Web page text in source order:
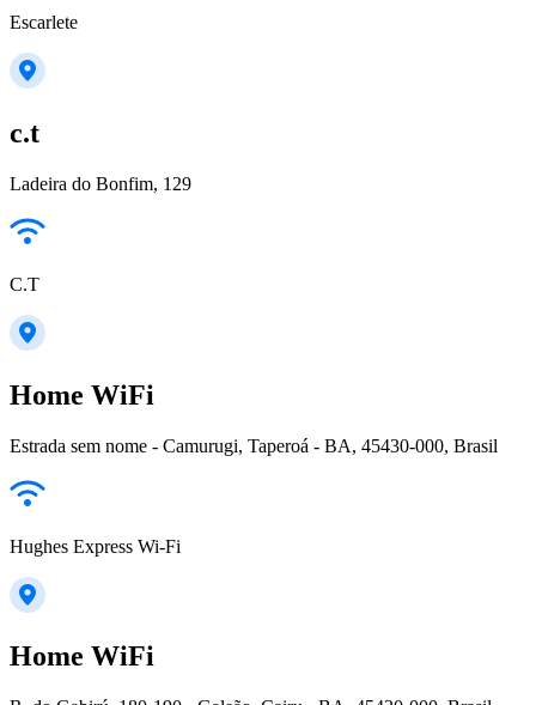
Escarlete
c.t
Ladeira do Bonfim, 129
C.T
Home WiFi
Estrada sem nome - Camurugi, Taperoá - BA, 45430-000, Brasil
Hughes Express Wi-Fi
Home WiFi